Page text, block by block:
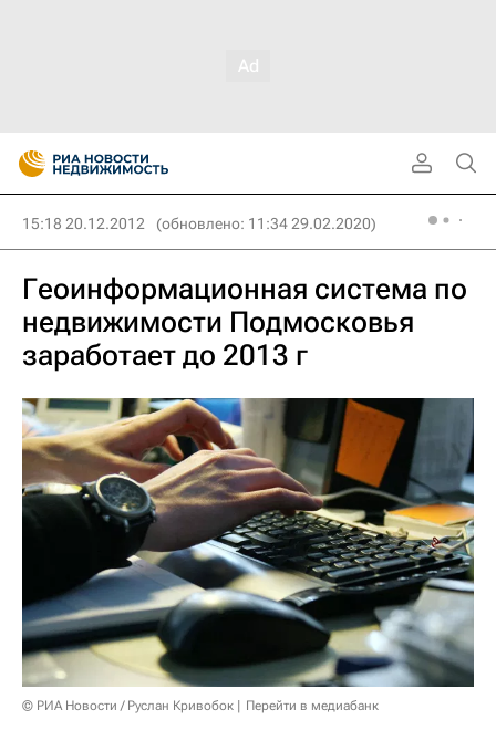
15:18 20.12.2012 (обновлено: 11:34 29.02.2020)
Геоинформационная система по
недвижимости Подмосковья
заработает до 2013 г
© РИА Новости / Руслан Кривобок Перейти в медиабанк